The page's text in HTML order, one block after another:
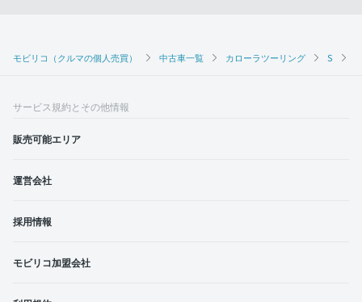
モビリコ（クルマの個人売買） 中古車一覧 カローラツーリング S
サービス規約とその他情報
販売可能エリア
運営会社
採用情報
モビリコ加盟会社